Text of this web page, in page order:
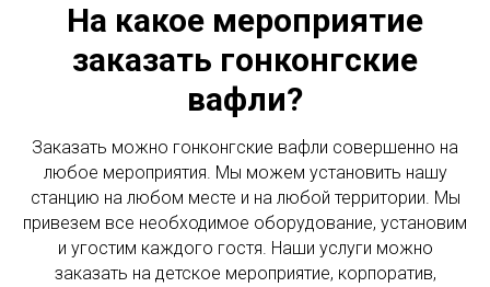
На какое мероприятие
заказать гонконгские
вафли?
Заказать можно гонконгские вафли совершенно на
любое мероприятия. Мы можем установить нашу
станцию на любом месте и на любой территории. Мы
привезем все необходимое оборудование, установим
и угостим каждого гостя. Наши услуги можно
заказать на детское мероприятие, корпоратив,